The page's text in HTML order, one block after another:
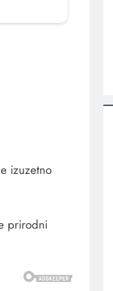
izuzetno
prirodni